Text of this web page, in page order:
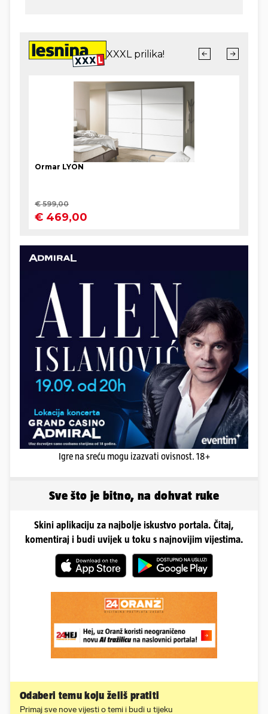
Igre na sreću mogu izazvati ovisnost. 18+
Sve što je bitno, na dohvat ruke
Skini aplikaciju za najbolje iskustvo portala. Čitaj,
komentiraj i budi uvijek u toku s najnovijim vijestima.
Odaberi temu koju želiš pratiti
Primaj sve nove vijesti o temi i budi u tijeku